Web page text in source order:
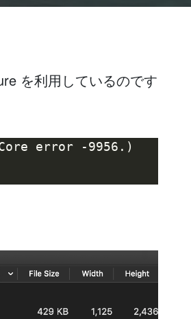
を利用しているのです
error -9956.)